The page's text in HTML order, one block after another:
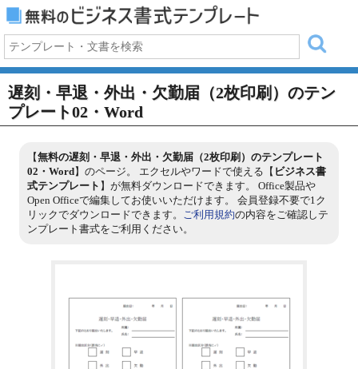
遅刻・早退・外出・欠勤届（2枚印刷）のテン
プレート02・Word
【無料の遅刻・早退・外出・欠勤届（2枚印刷）のテンプレート
02・Word】のページ。 エクセルやワードで使える【 ビジネス書
式テンプレート 】が無料ダウンロードできます。 Office製品や
Open Officeで編集してお使いいただけます。 会員登録不要で1ク
リックでダウンロードできます。 ご利用規約の内容をご確認しテ
ンプレート書式をご利用ください。